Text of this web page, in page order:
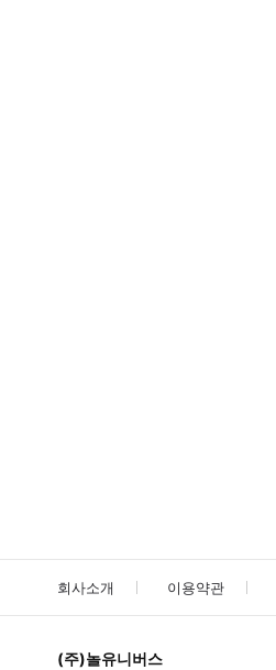
회사소개 이용약관
(주)놀유니버스